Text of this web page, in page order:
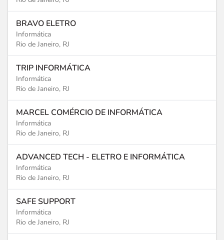
BRAVO ELETRO
Informática
Rio de Janeiro, RJ
TRIP INFORMÁTICA
Informática
Rio de Janeiro, RJ
MARCEL COMÉRCIO DE INFORMÁTICA
Informática
Rio de Janeiro, RJ
ADVANCED TECH - ELETRO E INFORMÁTICA
Informática
Rio de Janeiro, RJ
SAFE SUPPORT
Informática
Rio de Janeiro, RJ